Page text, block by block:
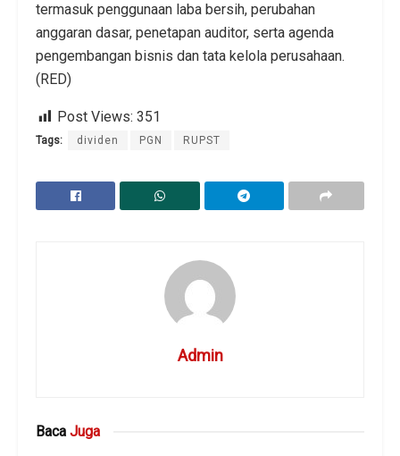
termasuk penggunaan laba bersih, perubahan
anggaran dasar, penetapan auditor, serta agenda
pengembangan bisnis dan tata kelola perusahaan.
(RED)
Post Views: 351
Tags: dividen PGN RUPST
Admin
Baca Juga